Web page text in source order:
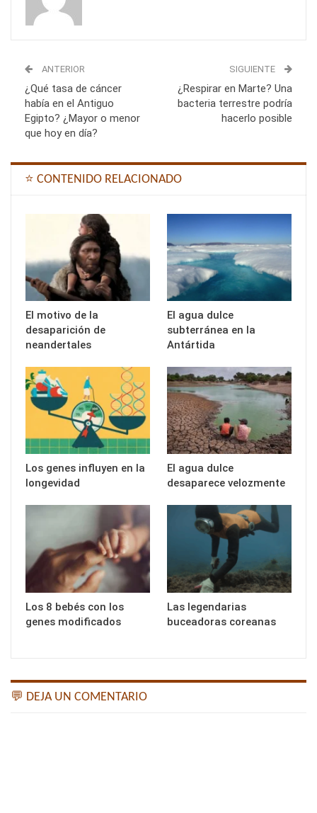
ANTERIOR
¿Qué tasa de cáncer
había en el Antiguo
Egipto? ¿Mayor o menor
que hoy en día?
SIGUIENTE
¿Respirar en Marte? Una
bacteria terrestre podría
hacerlo posible
⭐ CONTENIDO RELACIONADO
El motivo de la
desaparición de
neandertales
El agua dulce
subterránea en la
Antártida
Los genes influyen en la
longevidad
El agua dulce
desaparece velozmente
Los 8 bebés con los
genes modificados
Las legendarias
buceadoras coreanas
💬 DEJA UN COMENTARIO